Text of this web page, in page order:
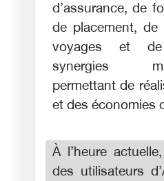
d’assurance, de
de placement, de
voyages et
synergies
permettant de
et des économies
À l’heure
des utilisateurs